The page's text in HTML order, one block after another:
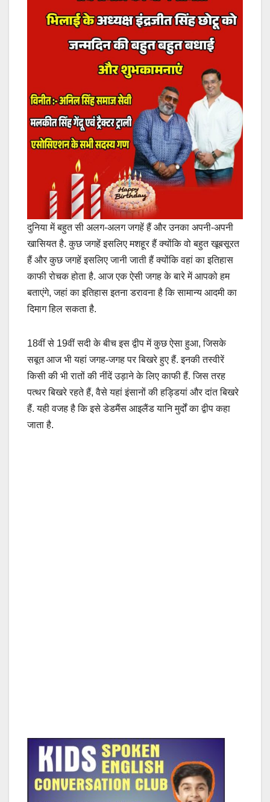
दुनिया में बहुत सी अलग-अलग जगहें हैं और उनका अपनी-अपनी
खासियत है. कुछ जगहें इसलिए मशहूर हैं क्योंकि वो बहुत खूबसूरत
हैं और कुछ जगहें इसलिए जानी जाती हैं क्योंकि वहां का इतिहास
काफी रोचक होता है. आज एक ऐसी जगह के बारे में आपको हम
बताएंगे, जहां का इतिहास इतना डरावना है कि सामान्य आदमी का
दिमाग हिल सकता है.
18वीं से 19वीं सदी के बीच इस द्वीप में कुछ ऐसा हुआ, जिसके
सबूत आज भी यहां जगह-जगह पर बिखरे हुए हैं. इनकी तस्वीरें
किसी की भी रातों की नींदें उड़ाने के लिए काफी हैं. जिस तरह
पत्थर बिखरे रहते हैं, वैसे यहां इंसानों की हड्डियां और दांत बिखरे
हैं. यही वजह है कि इसे डेडमैंस आइलैंड यानि मुर्दों का द्वीप कहा
जाता है.